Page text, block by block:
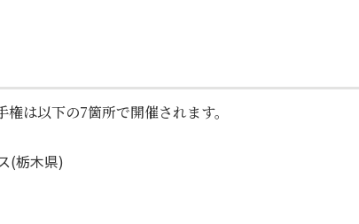
は以下の7箇所で開催されます。
(栃木県)